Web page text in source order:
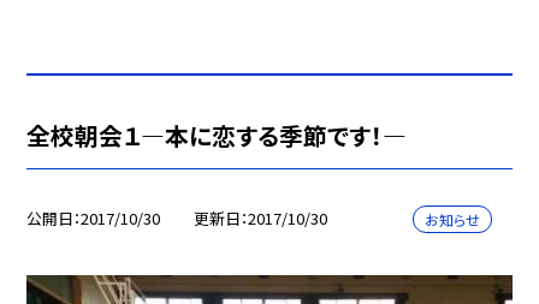
全校朝会１—本に恋する季節です！—
公開日 2017/10/30 更新日 2017/10/30 お知らせ